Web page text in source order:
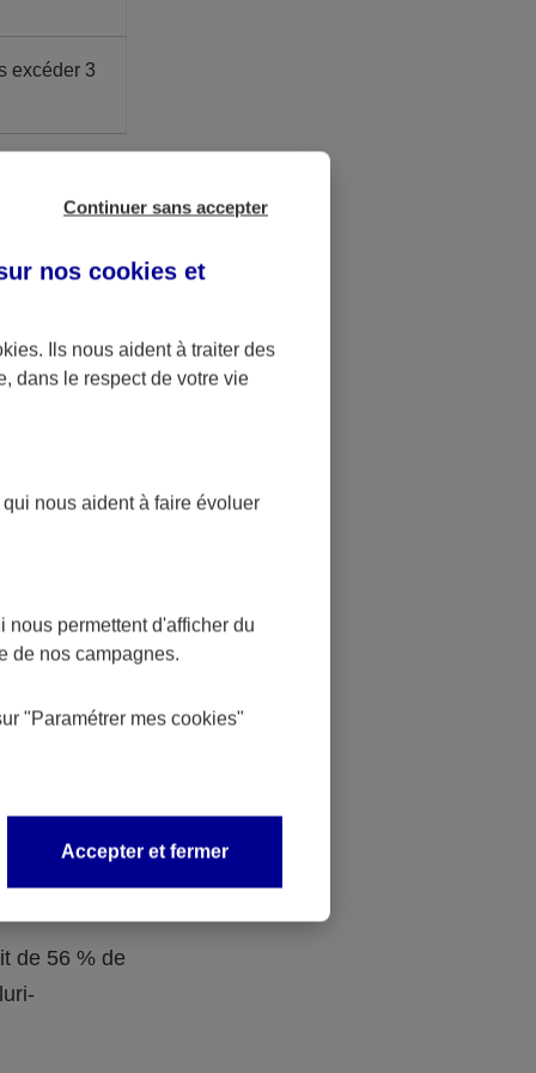
excéder 3
à 41,136 €.
la
aux
de 56 % de
Continuer sans accepter
nos cookies et
. Ils nous aident à traiter des
dans le respect de votre vie
nous aident à faire évoluer
nous permettent d'afficher du
de nos campagnes.
"Paramétrer mes cookies"
Accepter et fermer